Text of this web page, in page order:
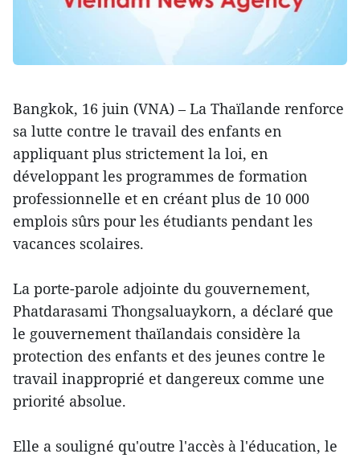
Bangkok, 16 juin (VNA) – La Thaïlande renforce
sa lutte contre le travail des enfants en
appliquant plus strictement la loi, en
développant les programmes de formation
professionnelle et en créant plus de 10 000
emplois sûrs pour les étudiants pendant les
vacances scolaires.
La porte-parole adjointe du gouvernement,
Phatdarasami Thongsaluaykorn, a déclaré que
le gouvernement thaïlandais considère la
protection des enfants et des jeunes contre le
travail inapproprié et dangereux comme une
priorité absolue.
Elle a souligné qu'outre l'accès à l'éducation, le